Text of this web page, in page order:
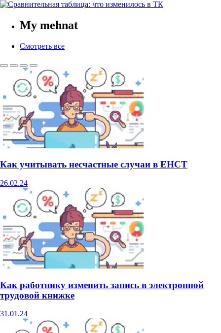
My mehnat
Смотреть все
Как учитывать несчастные случаи в ЕНСТ
26.02.24
Как работнику изменить запись в электронной
трудовой книжке
31.01.24